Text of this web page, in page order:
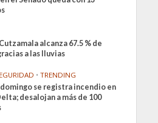
alcanza 67.5 % de
a las lluvias
• TRENDING
domingo se registra incendio en
desalojan a más de 100